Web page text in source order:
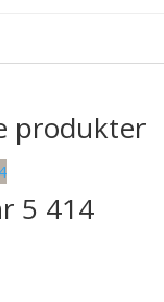
produkter
5 414